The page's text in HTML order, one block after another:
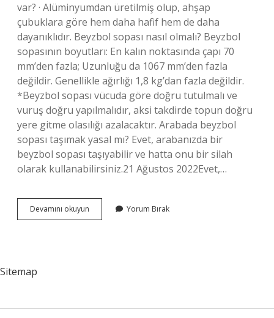
var? · Alüminyumdan üretilmiş olup, ahşap
çubuklara göre hem daha hafif hem de daha
dayanıklıdır. Beyzbol sopası nasıl olmalı? Beyzbol
sopasının boyutları: En kalın noktasında çapı 70
mm’den fazla; Uzunluğu da 1067 mm’den fazla
değildir. Genellikle ağırlığı 1,8 kg’dan fazla değildir.
*Beyzbol sopası vücuda göre doğru tutulmalı ve
vuruş doğru yapılmalıdır, aksi takdirde topun doğru
yere gitme olasılığı azalacaktır. Arabada beyzbol
sopası taşımak yasal mı? Evet, arabanızda bir
beyzbol sopası taşıyabilir ve hatta onu bir silah
olarak kullanabilirsiniz.21 Ağustos 2022Evet,…
Devamını okuyun Beyzbol
Sopası
Yorum Bırak
Sitemap